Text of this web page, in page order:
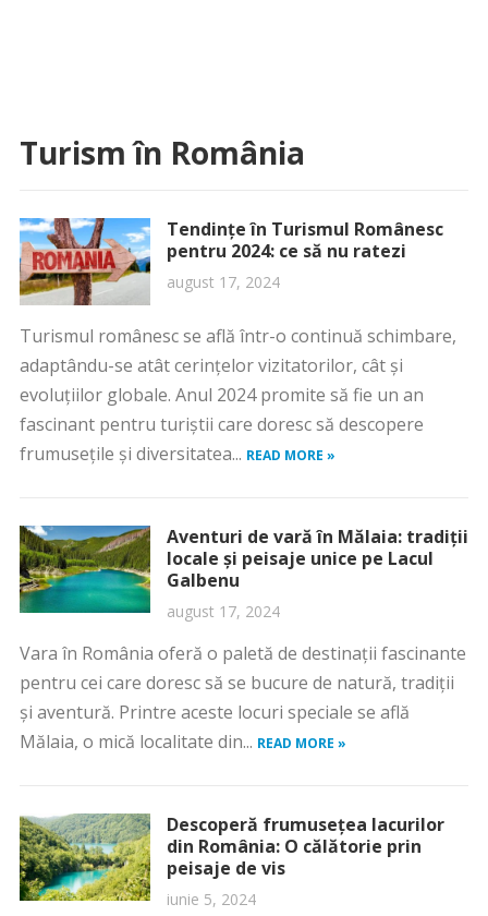
Turism în România
Tendințe în Turismul Românesc
pentru 2024: ce să nu ratezi
august 17, 2024
Turismul românesc se află într-o continuă schimbare,
adaptându-se atât cerințelor vizitatorilor, cât și
evoluțiilor globale. Anul 2024 promite să fie un an
fascinant pentru turiștii care doresc să descopere
frumusețile și diversitatea... READ MORE »
Aventuri de vară în Mălaia: tradiții
locale și peisaje unice pe Lacul
Galbenu
august 17, 2024
Vara în România oferă o paletă de destinații fascinante
pentru cei care doresc să se bucure de natură, tradiții
și aventură. Printre aceste locuri speciale se află
Mălaia, o mică localitate din... READ MORE »
Descoperă frumusețea lacurilor
din România: O călătorie prin
peisaje de vis
iunie 5, 2024